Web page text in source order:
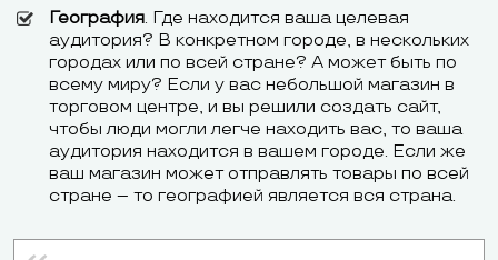
География. Где находится ваша целевая
аудитория? В конкретном городе, в нескольких
городах или по всей стране? А может быть по
всему миру? Если у вас небольшой магазин в
торговом центре, и вы решили создать сайт,
чтобы люди могли легче находить вас, то ваша
аудитория находится в вашем городе. Если же
ваш магазин может отправлять товары по всей
стране – то географией является вся страна.